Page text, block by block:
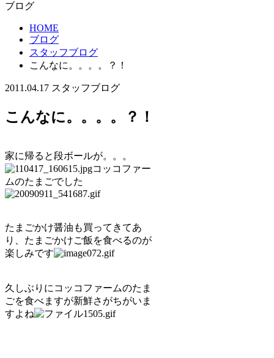
ブログ
HOME
ブログ
スタッフブログ
こんなに。。。。？！
2011.04.17 スタッフブログ
こんなに。。。。？！
家に帰ると段ボールが。。。
コッコファー
ムのたまごでした
たまごかけ醤油も買ってきてあ
り、たまごかけご飯を食べるのが
楽しみです
久しぶりにコッコファームのたま
ごを食べますが新鮮さがちがいま
すよね